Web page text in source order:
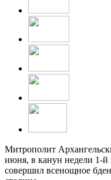
Митрополит
июня, в канун недели 1-й
совершил всенощное